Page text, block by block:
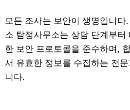
모든 조사는 보안이 생명입니다.
소 탐정사무소는 상담 단계부터
한 보안 프로토콜을 준수하며,
서 유효한 정보를 수집하는 전
니다.